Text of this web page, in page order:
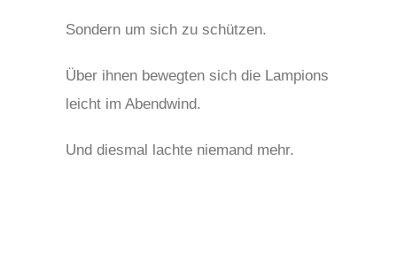
Sondern um sich zu schützen.
Über ihnen bewegten sich die Lampions
leicht im Abendwind.
Und diesmal lachte niemand mehr.